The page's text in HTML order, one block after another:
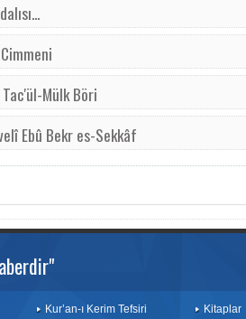
Mülk Böri
Ebû Bekr es-Sekkâf
Kur’an-ı Kerim Tefsiri Kitaplar